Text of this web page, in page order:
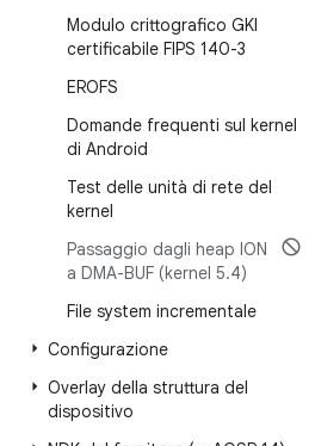
Modulo crittografico GKI
certificabile FIPS 140-3
EROFS
Domande frequenti sul kernel
di Android
Test delle unità di rete del
kernel
Passaggio dagli heap ION
a DMA-BUF (kernel 5.4)
File system incrementale
Configurazione
Overlay della struttura del
dispositivo